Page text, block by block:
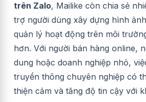
trên Zalo, Mailike còn chia sẻ
trợ người dùng xây dựng hình
quản lý hoạt động trên môi
hơn. Với người bán hàng online,
dung hoặc doanh nghiệp nhỏ,
truyền thông chuyên nghiệp có
thiện cảm và tăng độ tin cậy với